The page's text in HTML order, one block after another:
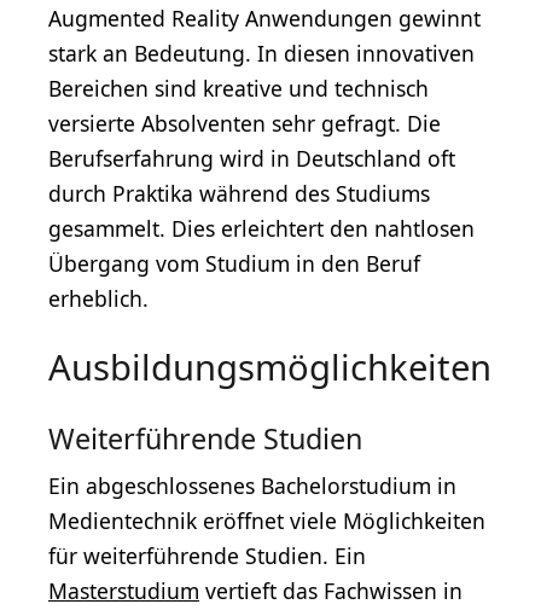
Augmented Reality Anwendungen gewinnt
stark an Bedeutung. In diesen innovativen
Bereichen sind kreative und technisch
versierte Absolventen sehr gefragt. Die
Berufserfahrung wird in Deutschland oft
durch Praktika während des Studiums
gesammelt. Dies erleichtert den nahtlosen
Übergang vom Studium in den Beruf
erheblich.
Ausbildungsmöglichkeiten
Weiterführende Studien
Ein abgeschlossenes Bachelorstudium in
Medientechnik eröffnet viele Möglichkeiten
für weiterführende Studien. Ein
Masterstudium vertieft das Fachwissen in